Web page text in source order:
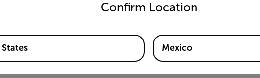
básica
Confirm Location
Mexico